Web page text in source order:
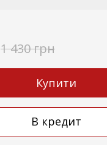
1 430 грн
Купити
В кредит